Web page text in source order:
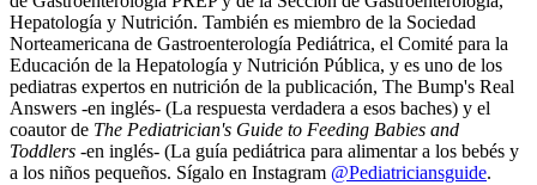
Hepatología y Nutrición. También es miembro de la Sociedad
Norteamericana de Gastroenterología Pediátrica, el Comité para la
Educación de la Hepatología y Nutrición Pública, y es uno de los
pediatras expertos en nutrición de la publicación, The Bump's Real
Answers -en inglés- (La respuesta verdadera a esos baches) y el
coautor de The Pediatrician's Guide to Feeding Babies and
Toddlers -en inglés- (La guía pediátrica para alimentar a los bebés y
a los niños pequeños. Sígalo en Instagram @Pediatriciansguide.